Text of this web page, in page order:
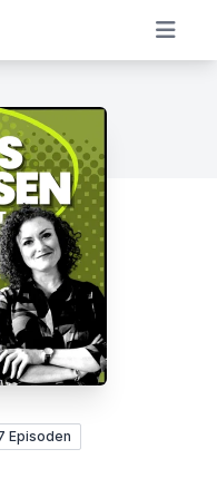
Episoden